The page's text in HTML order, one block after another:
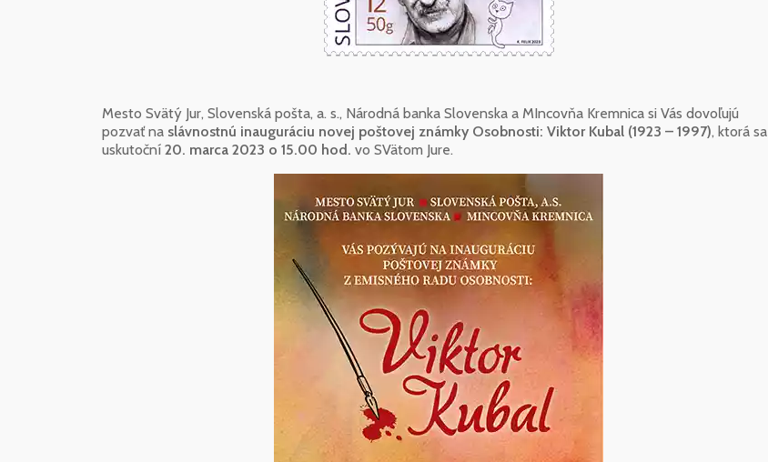
Mesto Svätý Jur, Slovenská pošta, a. s., Národná banka Slovenska a MIncovňa Kremnica si Vás dovoľujú
pozvať na slávnostnú inauguráciu novej poštovej známky Osobnosti: Viktor Kubal (1923 – 1997), ktorá sa
uskutoční 20. marca 2023 o 15.00 hod. vo SVätom Jure.